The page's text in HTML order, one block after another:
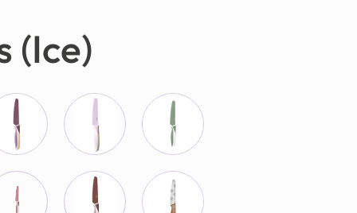
(Ice)